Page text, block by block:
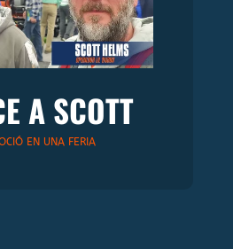
A SCOTT
EN UNA FERIA